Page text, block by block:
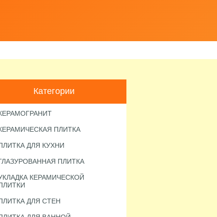
Категории
ПЛИТКА
ДЛЯ КУХНИ
ПЛИТКА
КЕРАМИЧЕСКОЙ
ДЛЯ СТЕН